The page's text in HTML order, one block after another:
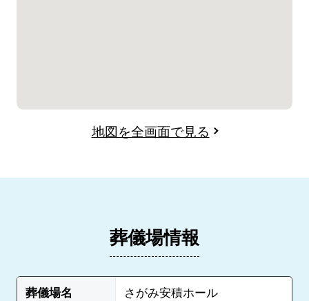
地図を全画面で見る
葬儀場情報
葬儀場名
さがみ安積ホール